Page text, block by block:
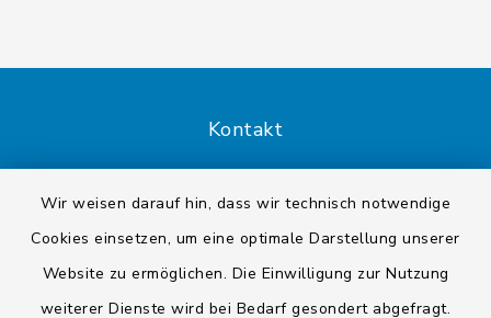
Wir weisen darauf hin, dass wir technisch notwendige
Cookies einsetzen, um eine optimale Darstellung unserer
Website zu ermöglichen. Die Einwilligung zur Nutzung
weiterer Dienste wird bei Bedarf gesondert abgefragt.
Kontakt
Datenschutz
Impressum